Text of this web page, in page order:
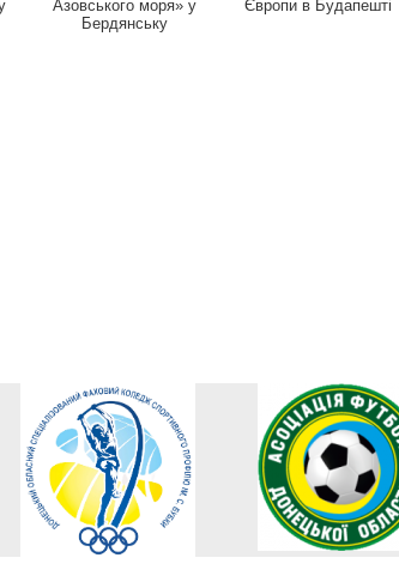
Азовського моря» у
Бердянську
Європи в Будапешті